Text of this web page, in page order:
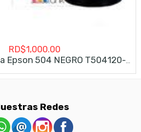
RD$1,000.00
Botella De Tinta Epson 504 NEGRO T504120-AL
Redes